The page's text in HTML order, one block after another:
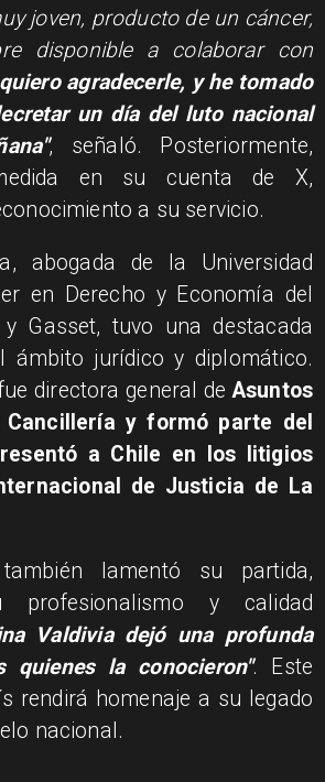
joven, producto de un cáncer,
disponible a colaborar con
agradecerle, y he tomado
un día del luto nacional
, señaló. Posteriormente,
en su cuenta de X,
a su servicio.
abogada de la Universidad
en Derecho y Economía del
y Gasset, tuvo una destacada
ámbito jurídico y diplomático.
directora general deAsuntos
y formó parte del
a Chile en los litigios
de Justicia de La
lamentó su partida,
profesionalismo y calidad
Valdivia dejó una profunda
quienes la conocieron". Este
rendirá homenaje a su legado
nacional.